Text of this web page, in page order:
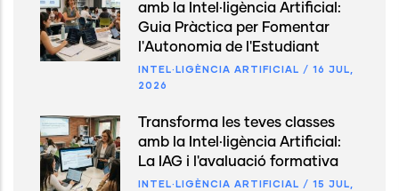
amb la Intel·ligència Artificial:
Guia Pràctica per Fomentar
l'Autonomia de l'Estudiant
INTEL·LIGÈNCIA ARTIFICIAL / 16 JUL,
2026
Transforma les teves classes
amb la Intel·ligència Artificial:
La IAG i l'avaluació formativa
INTEL·LIGÈNCIA ARTIFICIAL / 15 JUL,